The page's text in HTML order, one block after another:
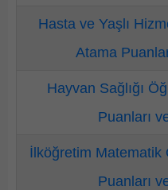
Hasta ve Yaşlı
Atama
Hayvan Sağlığı
Puanları
İlköğretim Matematik
Puanları